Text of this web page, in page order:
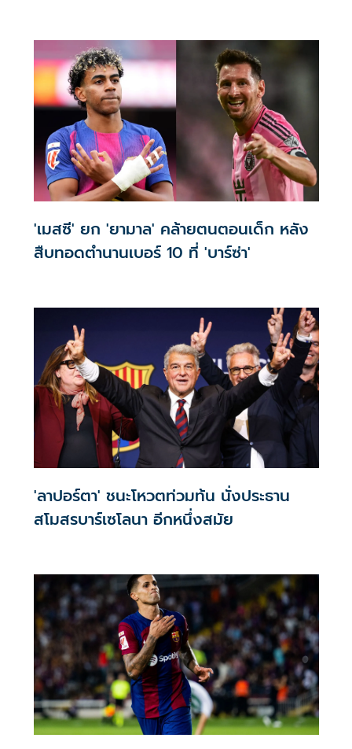
'เมสซี' ยก 'ยามาล' คล้ายตนตอนเด็ก หลัง
สืบทอดตำนานเบอร์ 10 ที่ 'บาร์ซ่า'
'ลาปอร์ตา' ชนะโหวตท่วมท้น นั่งประธาน
สโมสรบาร์เซโลนา อีกหนึ่งสมัย